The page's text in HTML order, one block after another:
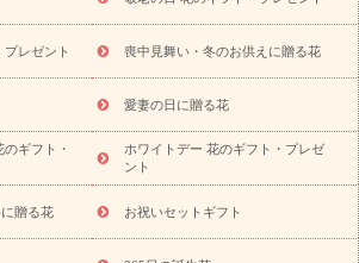
ワー
ペットのお供えフラワー
お盆（新
お祝い返し お見舞い
お取り寄せギフト
用 観葉植物 ミディ胡蝶蘭
プリザーブ
から探す アレンジメント 花束
スタ
供え・お悔やみ 胡蝶蘭 胡蝶蘭・花鉢
ミディ胡蝶蘭・お供え
世界初の青色胡蝶蘭
産直多肉植物
プリザーブドフラワー
やみ 花とセットギフト
セミオーダー
-ハナモア-）
花とみどりのeギフト
カラー ピンク イエローオレンジ
レッ
レゼント 喪中見舞い・冬のお供えに贈る花
愛妻の日に贈る花
ギフト・
ホワイトデー 花のギフト・プレゼ
ント
贈る花 お祝いセットギフト